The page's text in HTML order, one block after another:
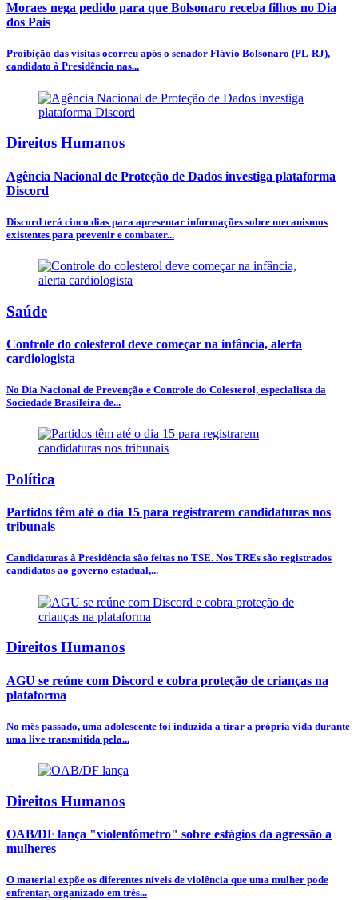
Moraes nega pedido para que Bolsonaro receba filhos no Dia
dos Pais
Proibição das visitas ocorreu após o senador Flávio Bolsonaro (PL-RJ),
candidato à Presidência nas...
Direitos Humanos
Agência Nacional de Proteção de Dados investiga plataforma
Discord
Discord terá cinco dias para apresentar informações sobre mecanismos
existentes para prevenir e combater...
Saúde
Controle do colesterol deve começar na infância, alerta
cardiologista
No Dia Nacional de Prevenção e Controle do Colesterol, especialista da
Sociedade Brasileira de...
Política
Partidos têm até o dia 15 para registrarem candidaturas nos
tribunais
Candidaturas à Presidência são feitas no TSE. Nos TREs são registrados
candidatos ao governo estadual,...
Direitos Humanos
AGU se reúne com Discord e cobra proteção de crianças na
plataforma
No mês passado, uma adolescente foi induzida a tirar a própria vida durante
uma live transmitida pela...
Direitos Humanos
OAB/DF lança "violentômetro" sobre estágios da agressão a
mulheres
O material expõe os diferentes níveis de violência que uma mulher pode
enfrentar, organizado em três...